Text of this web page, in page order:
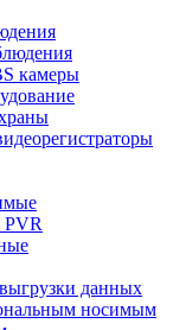
камеры
PVR
данных
носимым